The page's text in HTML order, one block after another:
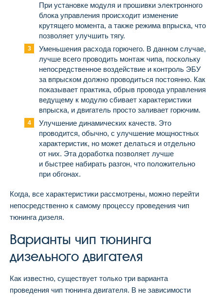
При установке модуля и прошивки электронного
блока управления происходит изменение
крутящего момента, а также режима впрыска, что
позволяет улучшить тягу.
Уменьшения расхода горючего. В данном случае,
лучше всего проводить монтаж чипа, поскольку
непосредственное воздействие и контроль ЭБУ
за впрыском должно проводиться постоянно. Как
показывает практика, обрыв провода управления
ведущему к модулю сбивает характеристики
впрыска, и двигатель просто заливает горючим.
Улучшение динамических качеств. Это
проводится, обычно, с улучшение мощностных
характеристик, но может делаться и отдельно
от них. Эта доработка позволяет лучше
и быстрее набирать разгон, что положительно
при обгонах.
Когда, все характеристики рассмотрены, можно перейти
непосредственно к самому процессу проведения чип
тюнинга дизеля.
Варианты чип тюнинга
дизельного двигателя
Как известно, существует только три варианта
проведения чип тюнинга двигателя. В не зависимости